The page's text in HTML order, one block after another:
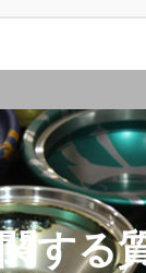
する